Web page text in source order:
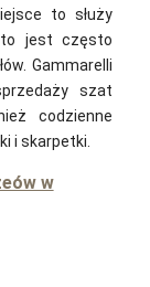
to służy
jest często
Gammarelli
szat
codzienne
i skarpetki.
w